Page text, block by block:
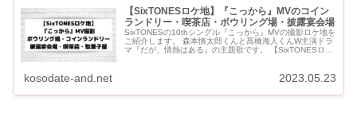
【SixTONESロケ地】『こっから』MVのコイン
ランドリー・喫茶店・ボウリング場・披露宴会場
SixTONESの10thシングル『こっから』MVの撮影ロケ地を
ご紹介します。 森本慎太郎くんと髙橋海人くんW主演ドラ
マ『だが、情熱はある』の主題歌です。 【SixTONESロケ
kosodate-and.net 2023.05.23